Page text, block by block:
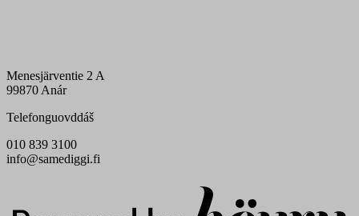
Menesjärventie 2 A
99870 Anár
Telefonguovddáš
010 839 3100
info@samediggi.fi